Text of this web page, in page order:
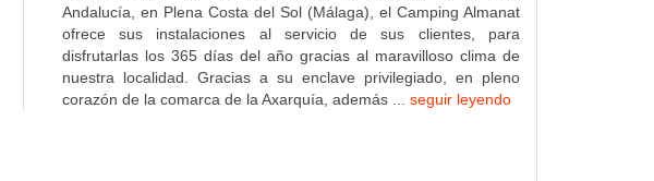
Andalucía, en Plena Costa del Sol (Málaga), el Camping Almanat
ofrece sus instalaciones al servicio de sus clientes, para
disfrutarlas los 365 días del año gracias al maravilloso clima de
nuestra localidad. Gracias a su enclave privilegiado, en pleno
corazón de la comarca de la Axarquía, además ... seguir leyendo